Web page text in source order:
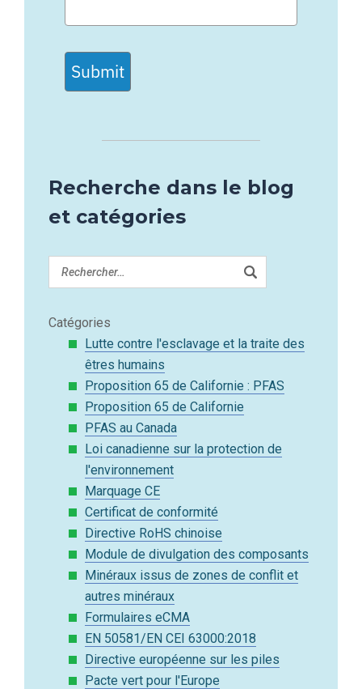
Submit
Recherche dans le blog
et catégories
Catégories
Lutte contre l'esclavage et la traite des
êtres humains
Proposition 65 de Californie : PFAS
Proposition 65 de Californie
PFAS au Canada
Loi canadienne sur la protection de
l'environnement
Marquage CE
Certificat de conformité
Directive RoHS chinoise
Module de divulgation des composants
Minéraux issus de zones de conflit et
autres minéraux
Formulaires eCMA
EN 50581/EN CEI 63000:2018
Directive européenne sur les piles
Pacte vert pour l'Europe